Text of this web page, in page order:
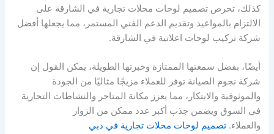
كذلك، تحرص تصميم لوحات محلات تجارية في الشارقة على
الالتزام بالمواعيد وتقديم الدعم الفني المستمر، مما يجعلها أفضل
شركة تركيب لوحات اعلانية في الشارقة.
أيضًا، بفضل سمعتها الممتازة وخبرتها الطويلة، يمكن القول إن
شركة نجوم الصيانة توفر للعملاء مزيجًا مثاليًا من الجودة
والموثوقية والابتكار، مما يعزز مكانة المتاجر والنشاطات التجارية
في السوق ويضمن جذب أكبر عدد ممكن من الزوار
والعملاء.تصميم لوحات محلات تجارية في دبي